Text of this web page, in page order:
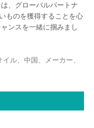
、グローバルパートナ
ものを獲得することを心
ンスを一緒に掴みまし
ル、中国、メーカー、